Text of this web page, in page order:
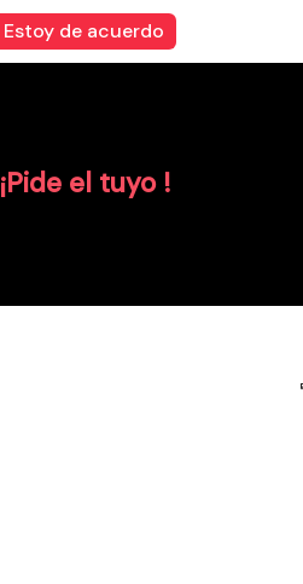
Estoy de acuerdo
¡Pide el tuyo !